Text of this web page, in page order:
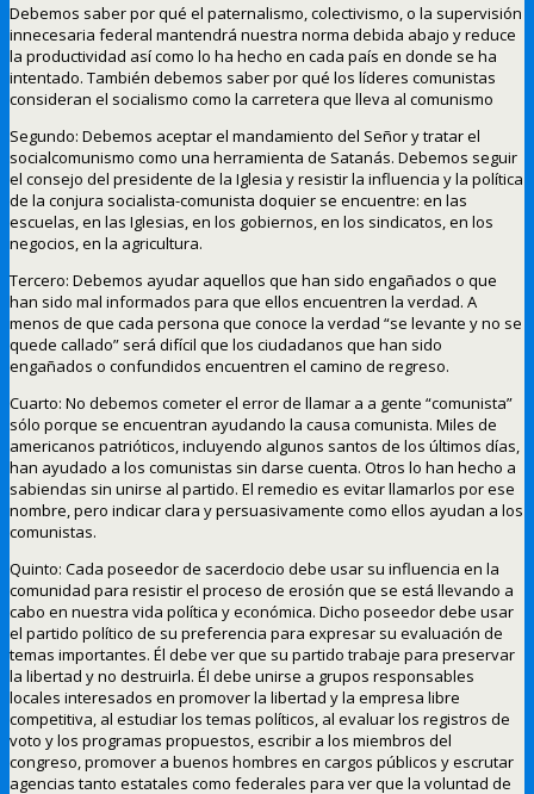
Debemos saber por qué el paternalismo, colectivismo, o la supervisión
innecesaria federal mantendrá nuestra norma debida abajo y reduce
la productividad así como lo ha hecho en cada país en donde se ha
intentado. También debemos saber por qué los líderes comunistas
consideran el socialismo como la carretera que lleva al comunismo
Segundo: Debemos aceptar el mandamiento del Señor y tratar el
socialcomunismo como una herramienta de Satanás. Debemos seguir
el consejo del presidente de la Iglesia y resistir la influencia y la política
de la conjura socialista-comunista doquier se encuentre: en las
escuelas, en las Iglesias, en los gobiernos, en los sindicatos, en los
negocios, en la agricultura.
Tercero: Debemos ayudar aquellos que han sido engañados o que
han sido mal informados para que ellos encuentren la verdad. A
menos de que cada persona que conoce la verdad “se levante y no se
quede callado” será difícil que los ciudadanos que han sido
engañados o confundidos encuentren el camino de regreso.
Cuarto: No debemos cometer el error de llamar a a gente “comunista”
sólo porque se encuentran ayudando la causa comunista. Miles de
americanos patrióticos, incluyendo algunos santos de los últimos días,
han ayudado a los comunistas sin darse cuenta. Otros lo han hecho a
sabiendas sin unirse al partido. El remedio es evitar llamarlos por ese
nombre, pero indicar clara y persuasivamente como ellos ayudan a los
comunistas.
Quinto: Cada poseedor de sacerdocio debe usar su influencia en la
comunidad para resistir el proceso de erosión que se está llevando a
cabo en nuestra vida política y económica. Dicho poseedor debe usar
el partido político de su preferencia para expresar su evaluación de
temas importantes. Él debe ver que su partido trabaje para preservar
la libertad y no destruirla. Él debe unirse a grupos responsables
locales interesados en promover la libertad y la empresa libre
competitiva, al estudiar los temas políticos, al evaluar los registros de
voto y los programas propuestos, escribir a los miembros del
congreso, promover a buenos hombres en cargos públicos y escrutar
agencias tanto estatales como federales para ver que la voluntad de